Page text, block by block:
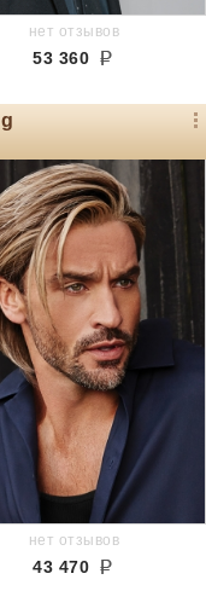
нет отзывов
53 360
нет отзывов
43 470